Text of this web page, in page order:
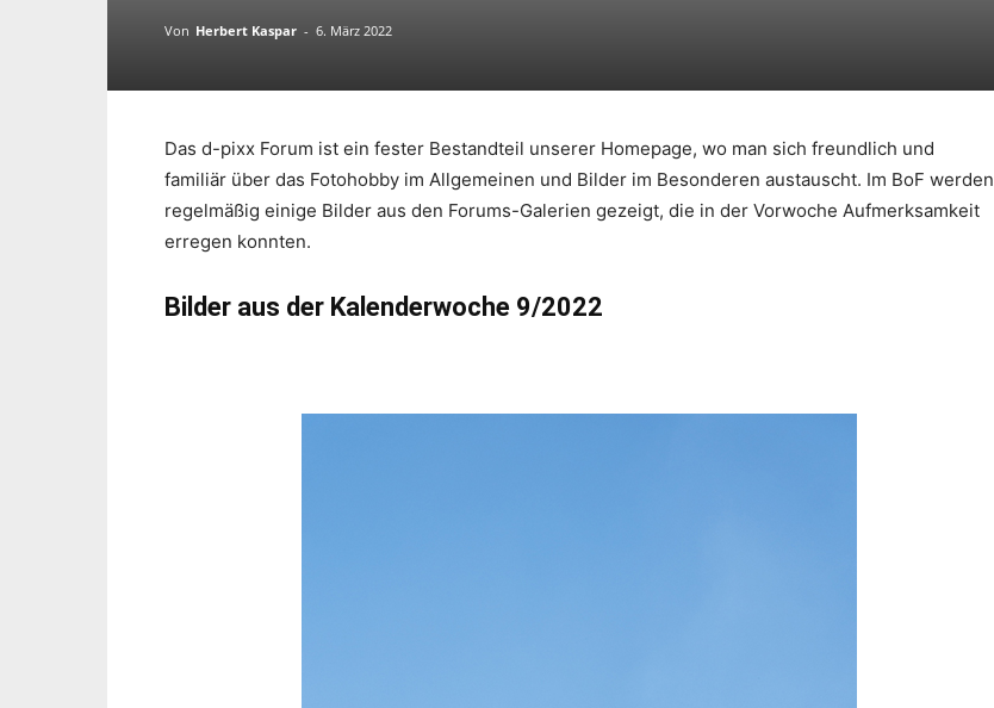
Von Herbert Kaspar - 6. März 2022
Das d-pixx Forum ist ein fester Bestandteil unserer Homepage, wo man sich freundlich und
familiär über das Fotohobby im Allgemeinen und Bilder im Besonderen austauscht. Im BoF werden
regelmäßig einige Bilder aus den Forums-Galerien gezeigt, die in der Vorwoche Aufmerksamkeit
erregen konnten.
Bilder aus der Kalenderwoche 9/2022